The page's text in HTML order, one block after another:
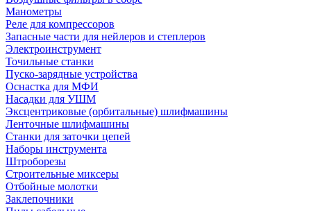
Манометры
Реле для компрессоров
Запасные части для нейлеров и степлеров
Электроинструмент
Точильные станки
Пуско-зарядные устройства
Оснастка для МФИ
Насадки для УШМ
Эксцентриковые (орбитальные) шлифмашины
Ленточные шлифмашины
Станки для заточки цепей
Наборы инструмента
Штроборезы
Строительные миксеры
Отбойные молотки
Заклепочники